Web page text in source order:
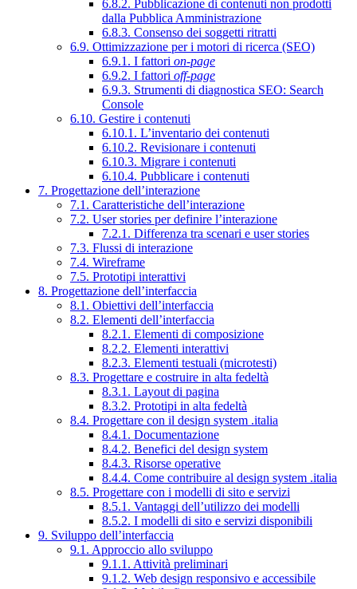
6.8.2. Pubblicazione di contenuti non prodotti
dalla Pubblica Amministrazione
6.8.3. Consenso dei soggetti ritratti
6.9. Ottimizzazione per i motori di ricerca (SEO)
6.9.1. I fattori on-page
6.9.2. I fattori off-page
6.9.3. Strumenti di diagnostica SEO: Search
Console
6.10. Gestire i contenuti
6.10.1. L’inventario dei contenuti
6.10.2. Revisionare i contenuti
6.10.3. Migrare i contenuti
6.10.4. Pubblicare i contenuti
7. Progettazione dell’interazione
7.1. Caratteristiche dell’interazione
7.2. User stories per definire l’interazione
7.2.1. Differenza tra scenari e user stories
7.3. Flussi di interazione
7.4. Wireframe
7.5. Prototipi interattivi
8. Progettazione dell’interfaccia
8.1. Obiettivi dell’interfaccia
8.2. Elementi dell’interfaccia
8.2.1. Elementi di composizione
8.2.2. Elementi interattivi
8.2.3. Elementi testuali (microtesti)
8.3. Progettare e costruire in alta fedeltà
8.3.1. Layout di pagina
8.3.2. Prototipi in alta fedeltà
8.4. Progettare con il design system .italia
8.4.1. Documentazione
8.4.2. Benefici del design system
8.4.3. Risorse operative
8.4.4. Come contribuire al design system .italia
8.5. Progettare con i modelli di sito e servizi
8.5.1. Vantaggi dell’utilizzo dei modelli
8.5.2. I modelli di sito e servizi disponibili
9. Sviluppo dell’interfaccia
9.1. Approccio allo sviluppo
9.1.1. Attività preliminari
9.1.2. Web design responsivo e accessibile